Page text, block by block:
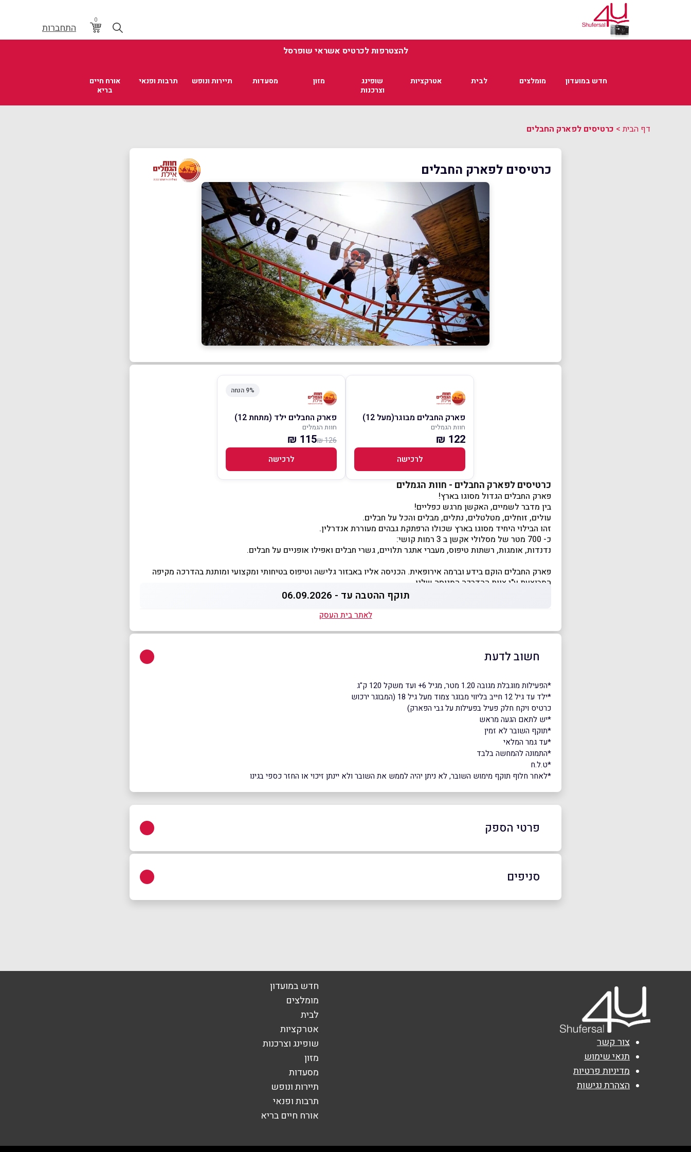
0
התחברות
להצטרפות לכרטיס אשראי שופרסל
חדש במועדון מומלצים לבית אטרקציות
שופינג
וצרכנות
מזון מסעדות תיירות ונופש תרבות ופנאי
אורח חיים
בריא
דף הבית> כרטיסים לפארק החבלים
כרטיסים לפארק החבלים
פארק החבלים מבוגר(מעל 12)
חוות הגמלים
122 ₪
לרכישה
9% הנחה
פארק החבלים ילד (מתחת 12)
חוות הגמלים
126 ₪
115 ₪
לרכישה
כרטיסים לפארק החבלים - חוות הגמלים
פארק החבלים הגדול מסוגו בארץ!
בין מדבר לשמיים, האקשן מרגש כפליים!
עולים, זוחלים, מטלטלים, נתלים, מבלים והכל על חבלים.
זהו הבילוי היחיד מסוגו בארץ שכולו הרפתקת גבהים מעוררת אנדרלין.
כ- 700 מטר של מסלולי אקשן ב 3 רמות קושי:
נדנדות, אומגות, רשתות טיפוס, מעברי אתגר תלויים, גשרי חבלים ואפילו אופניים על חבלים.
פארק החבלים הוקם בידע וברמה אירופאית. הכניסה אליו באבזור גלישה וטיפוס בטיחותי ומקצועי ומותנת בהדרכה מקיפה
המבוצעת ע"י צוות ההדרכה המנוסה שלנו.
תוקף ההטבה עד - 06.09.2026
לאתר בית העסק
חשוב לדעת
*הפעילות מוגבלת מגובה 1.20 מטר, מגיל 6+ ועד משקל 120 ק"ג
*ילד עד גיל 12 חייב בליווי מבוגר צמוד מעל גיל 18 (המבוגר ירכוש
כרטיס ויקח חלק פעיל בפעילות על גבי הפארק)
*יש לתאם הגעה מראש
*תוקף השובר לא זמין
*עד גמר המלאי
*התמונה להמחשה בלבד
*ט.ל.ח
*לאחר חלוף תוקף מימוש השובר, לא ניתן יהיה לממש את השובר ולא יינתן זיכוי או החזר כספי בגינו
פרטי הספק
08-6370022
באתר
טלפון* אימייל*
סניפים
צור קשר
תנאי שימוש
מדיניות פרטיות
הצהרת נגישות
חדש במועדון
מומלצים
לבית
אטרקציות
שופינג וצרכנות
מזון
מסעדות
תיירות ונופש
תרבות ופנאי
אורח חיים בריא